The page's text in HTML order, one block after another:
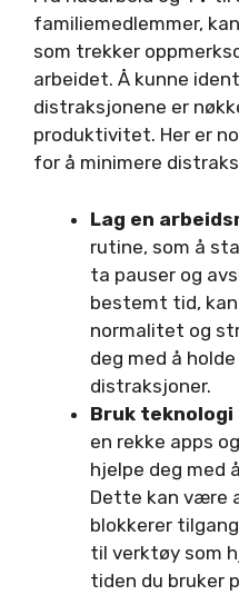
familiemedlemmer,
som trekker
arbeidet. Å kunne
distraksjonene er
produktivitet. Her er
for å minimere
Lag en
rutine, som å
ta pauser og
bestemt tid,
normalitet og
deg med å
distraksjoner.
Bruk
en rekke apps
hjelpe deg med
Dette kan være
blokkerer
til verktøy som
tiden du bruker